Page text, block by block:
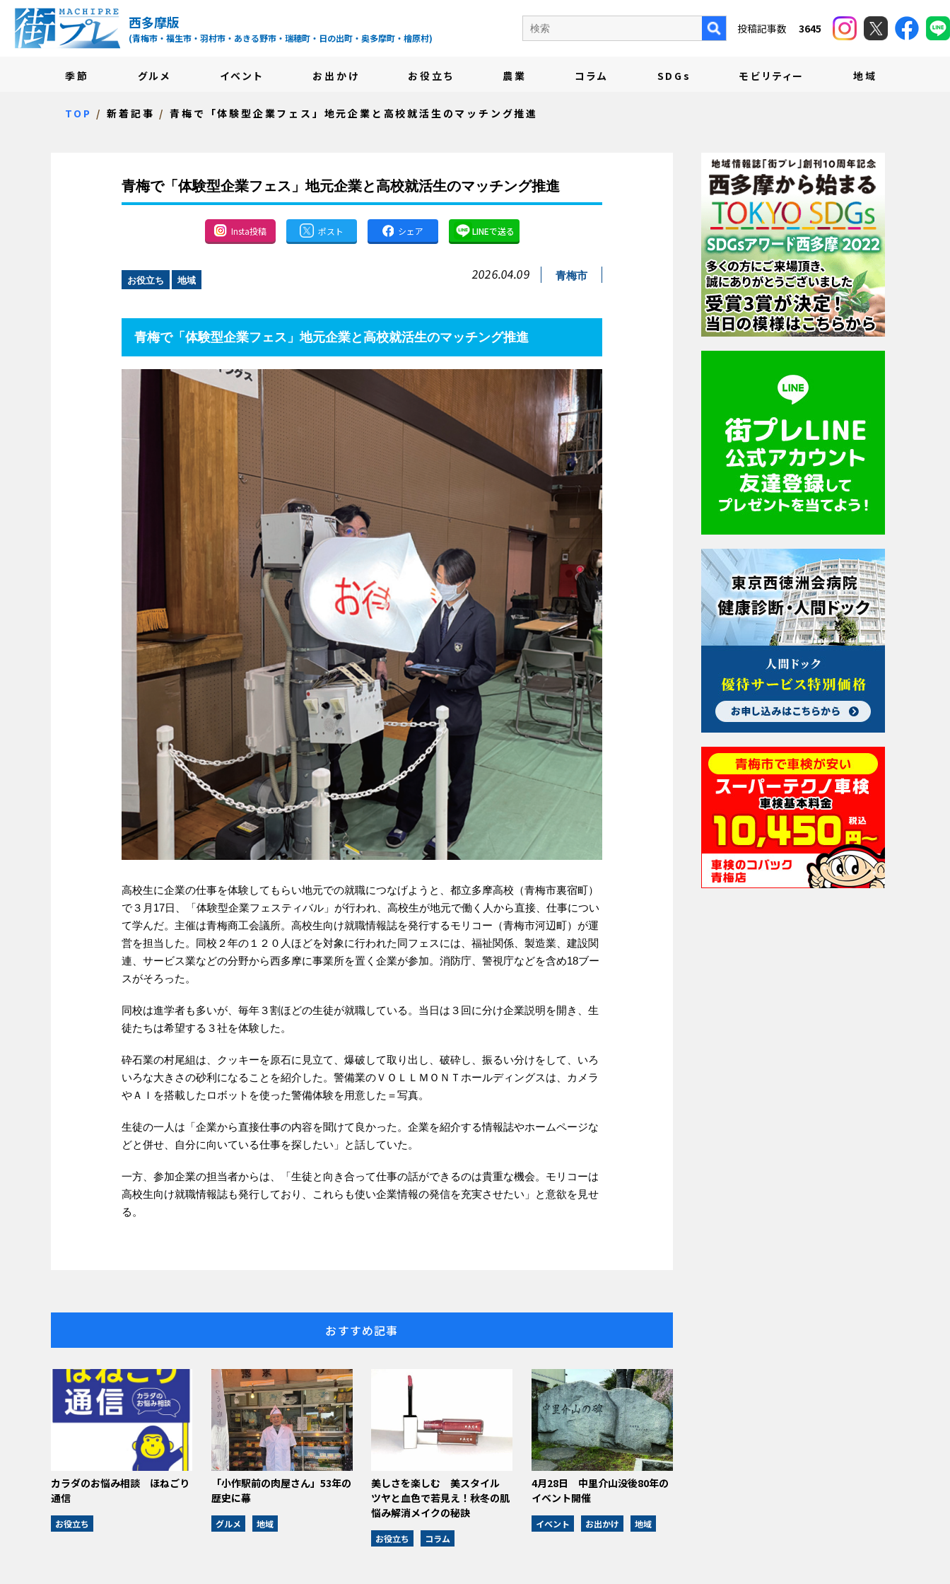
街プレ -東京・西多摩の地域情報サイト-
西多摩版
(青梅市・福生市・羽村市・あきる野市・瑞穂町・日の出町・奥多摩町・檜原村)
季節 グルメ イベント お出かけ お役立ち 農業 コラム SDGs モビリティー 地域
投稿記事数 3645
TOP 新着記事 青梅で「体験型企業フェス」地元企業と高校就活生のマッチング推進
青梅で「体験型企業フェス」地元企業と高校就活生のマッチング推進
Insta投稿 ポスト シェア LINEで送る
お役立ち 地域 2026.04.09 青梅市
青梅で「体験型企業フェス」地元企業と高校就活生のマッチング推進
高校生に企業の仕事を体験してもらい地元での就職につなげようと、都立多摩高校（青梅市裏宿町）
で３月17日、「体験型企業フェスティバル」が行われ、高校生が地元で働く人から直接、仕事につい
て学んだ。主催は青梅商工会議所。高校生向け就職情報誌を発行するモリコー（青梅市河辺町）が運
営を担当した。同校２年の１２０人ほどを対象に行われた同フェスには、福祉関係、製造業、建設関
連、サービス業などの分野から西多摩に事業所を置く企業が参加。消防庁、警視庁などを含め18ブー
スがそろった。
同校は進学者も多いが、毎年３割ほどの生徒が就職している。当日は３回に分け企業説明を開き、生
徒たちは希望する３社を体験した。
砕石業の村尾組は、クッキーを原石に見立て、爆破して取り出し、破砕し、振るい分けをして、いろ
いろな大きさの砂利になることを紹介した。警備業のＶＯＬＬＭＯＮＴホールディングスは、カメラ
やＡＩを搭載したロボットを使った警備体験を用意した＝写真。
生徒の一人は「企業から直接仕事の内容を聞けて良かった。企業を紹介する情報誌やホームページな
どと併せ、自分に向いている仕事を探したい」と話していた。
一方、参加企業の担当者からは、「生徒と向き合って仕事の話ができるのは貴重な機会。モリコーは
高校生向け就職情報誌も発行しており、これらも使い企業情報の発信を充実させたい」と意欲を見せ
る。
おすすめ記事
カラダのお悩み相談 ほねごり
通信
お役立ち
「小作駅前の肉屋さん」53年の
歴史に幕
グルメ 地域
美しさを楽しむ 美スタイル
ツヤと血色で若見え！秋冬の肌
悩み解消メイクの秘訣
お役立ち コラム
4月28日 中里介山没後80年の
イベント開催
イベント お出かけ 地域